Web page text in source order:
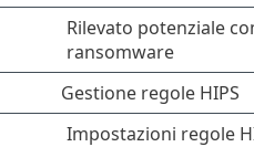
Rilevato potenziale
ransomware
Gestione regole HIPS
Impostazioni regole